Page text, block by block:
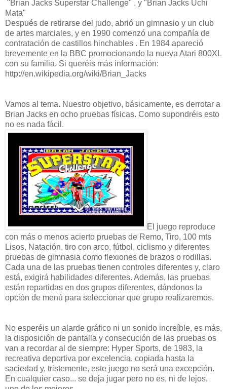
"Brian Jacks Superstar Challenge" , y "Brian Jacks Uchi
Mata"
Después de retirarse del judo, abrió un gimnasio y un club
de artes marciales, y en 1990 comenzó una compañía de
contratación de castillos hinchables . En 1984 apareció
brevemente en la BBC promocionando la nueva Atari 800XL
con su familia. Si queréis más información:
http://en.wikipedia.org/wiki/Brian_Jacks
Vamos al tema. Nuestro objetivo, básicamente, es derrotar a
Brian Jacks en ocho pruebas físicas. Como supondréis esto
no es nada fácil.
El juego reproduce
con más o menos acierto pruebas de Remo, Tiro, 100 mts
Lisos, Natación, tiro con arco, fútbol, ciclismo y diferentes
pruebas de gimnasia como flexiones de brazos o rodillas.
Cada una de las pruebas tienen controles diferentes y, claro
está, exigirá habilidades diferentes. Además, las pruebas
están repartidas en dos grupos diferentes, dándonos la
opción de menú para seleccionar que grupo realizaremos.
No esperéis un alarde gráfico ni un sonido increíble, es más,
la disposición de pantalla y consecución de las pruebas os
van a recordar al de siempre: Hyper Sports, de 1983, la
recreativa deportiva por excelencia, copiada hasta la
saciedad y, tristemente, este juego no será una excepción.
En cualquier caso... se deja jugar pero no es, ni de lejos,